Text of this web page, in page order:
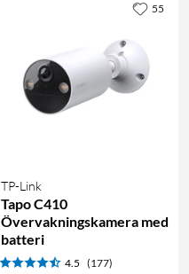
TP-Link
Tapo C410
Övervakningskamera med
batteri
4.5 (177)
55